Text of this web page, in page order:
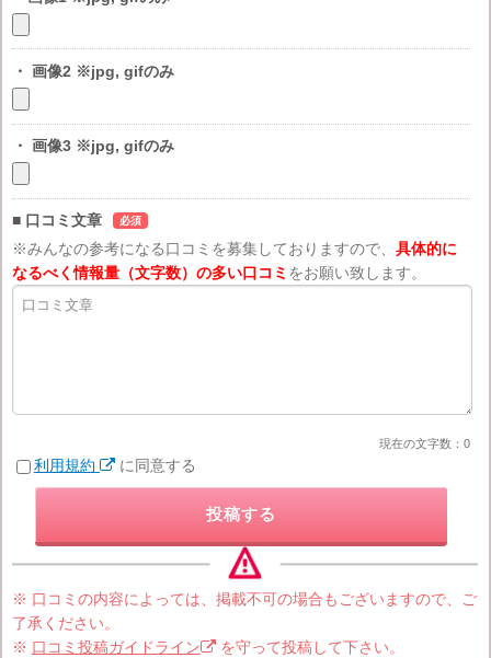
・ 画像2 ※jpg, gifのみ
・ 画像3 ※jpg, gifのみ
■ 口コミ文章 必須
※みんなの参考になる口コミを募集しておりますので、 具体的に
なるべく情報量（文字数）の多い口コミ をお願い致します。
現在の文字数： 0
利用規約 に同意する
投稿する
※ 口コミの内容によっては、掲載不可の場合もございますので、ご
了承ください。
※ 口コミ投稿ガイドライン を守って投稿して下さい。